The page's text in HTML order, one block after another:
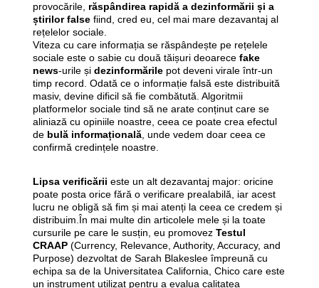
provocările, răspândirea rapidă a dezinformării și a
știrilor falsefiind, cred eu, cel mai mare dezavantaj al
rețelelor sociale.
Viteza cu care informația se răspândește pe rețelele
sociale este o sabie cu două tăișuri deoarece fake
news-urile și dezinformărilepot deveni virale într-un
timp record. Odată ce o informație falsă este distribuită
masiv, devine dificil să fie combătută. Algoritmii
platformelor sociale tind să ne arate conținut care se
aliniază cu opiniile noastre, ceea ce poate crea efectul
de bulă informațională, unde vedem doar ceea ce
confirmă credințele noastre.
Lipsa verificării este un alt dezavantaj major: oricine
poate posta orice fără o verificare prealabilă, iar acest
lucru ne obligă să fim și mai atenți la ceea ce credem și
distribuim.În mai multe din articolele mele și la toate
cursurile pe care le susțin, eu promovez Testul
CRAAP(Currency, Relevance, Authority, Accuracy, and
Purpose) dezvoltat de Sarah Blakeslee împreună cu
echipa sa de la Universitatea California, Chico care este
un instrument utilizat pentru a evalua calitatea